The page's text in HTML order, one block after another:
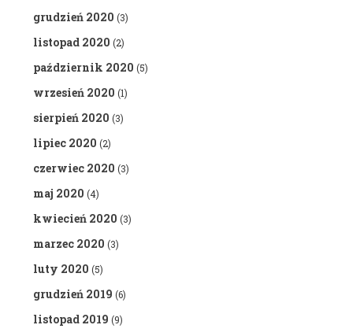
grudzień 2020 (3)
listopad 2020 (2)
październik 2020 (5)
wrzesień 2020 (1)
sierpień 2020 (3)
lipiec 2020 (2)
czerwiec 2020 (3)
maj 2020 (4)
kwiecień 2020 (3)
marzec 2020 (3)
luty 2020 (5)
grudzień 2019 (6)
listopad 2019 (9)